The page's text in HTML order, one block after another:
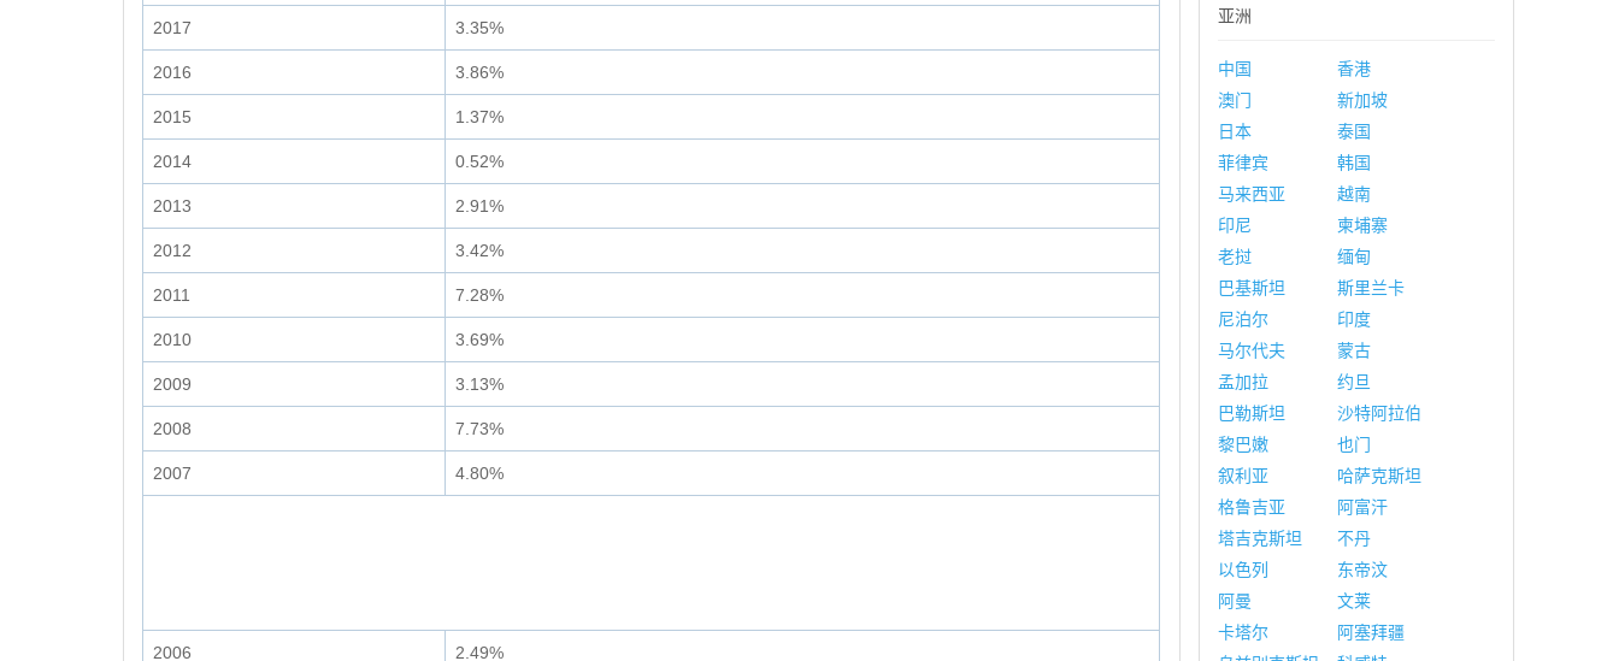
2017 3.35%
2016 3.86%
2015 1.37%
2014 0.52%
2013 2.91%
2012 3.42%
2011 7.28%
2010 3.69%
2009 3.13%
2008 7.73%
2007 4.80%
2006 2.49%
亚洲
中国
香港
澳门
新加坡
日本
泰国
菲律宾
韩国
马来西亚
越南
印尼
柬埔寨
老挝
缅甸
巴基斯坦
斯里兰卡
尼泊尔
印度
马尔代夫
蒙古
孟加拉
约旦
巴勒斯坦
沙特阿拉伯
黎巴嫩
也门
叙利亚
哈萨克斯坦
格鲁吉亚
阿富汗
塔吉克斯坦
不丹
以色列
东帝汶
阿曼
文莱
卡塔尔
阿塞拜疆